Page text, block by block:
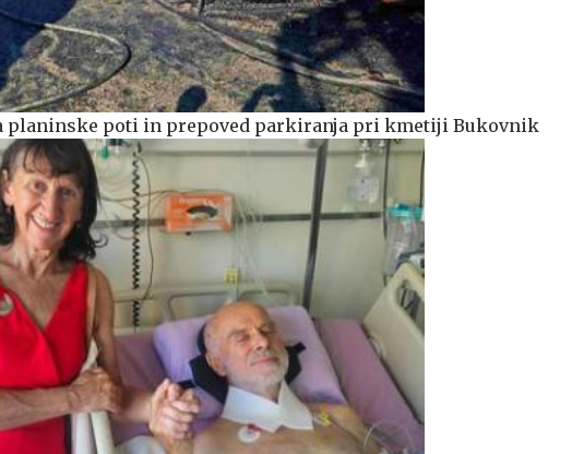
planinske poti in prepoved parkiranja pri kmetiji Bukovnik